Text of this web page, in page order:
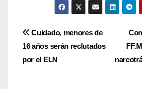
Navegación
de
Cuidado, menores de
16 años serán reclutados
por el ELN